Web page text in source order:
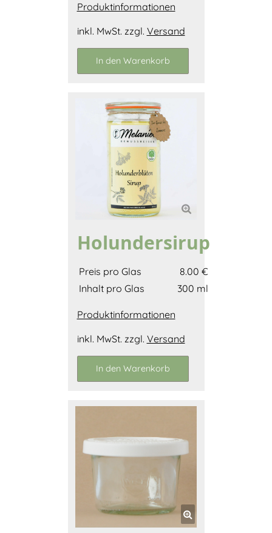
Produktinformationen
inkl. MwSt. zzgl. Versand
In den Warenkorb
Holundersirup
Preis pro Glas
8.00 €
Inhalt pro Glas
300 ml
Produktinformationen
inkl. MwSt. zzgl. Versand
In den Warenkorb